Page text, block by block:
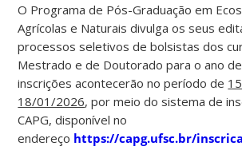
O Programa de Pós-Graduação em
Agrícolas e Naturais divulga os seus
processos seletivos de bolsistas dos
Mestrado e de Doutorado para o ano
inscrições acontecerão no período de
18/01/2026, por meio do sistema de
CAPG, disponível no
endereço https://capg.ufsc.br/